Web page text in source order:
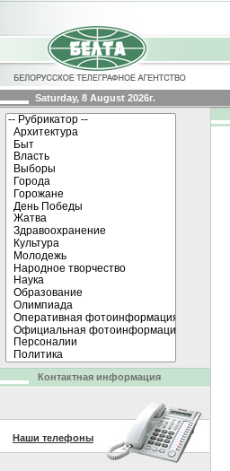
Saturday, 8 August 2026г.
Контактная информация
Наши телефоны